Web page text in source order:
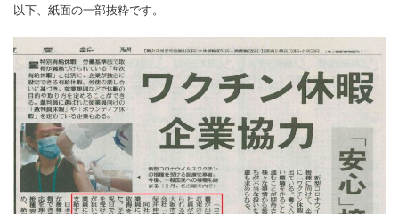
以下、紙面の一部抜粋です。